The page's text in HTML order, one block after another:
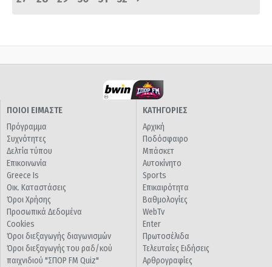
ΠΟΙΟΙ ΕΙΜΑΣΤΕ
Πρόγραμμα
Συχνότητες
Δελτία τύπου
Επικοινωνία
Greece Is
Οικ. Καταστάσεις
Όροι Χρήσης
Προσωπικά Δεδομένα
Cookies
Όροι διεξαγωγής διαγωνισμών
Όροι διεξαγωγής του ραδ/κού
παιχνιδιού "ΣΠΟΡ FM Quiz"
ΚΑΤΗΓΟΡΙΕΣ
Αρχική
Ποδόσφαιρο
Μπάσκετ
Αυτοκίνητο
Sports
Επικαιρότητα
Βαθμολογίες
WebTv
Enter
Πρωτοσέλιδα
Τελευταίες Ειδήσεις
Αρθρογραφίες